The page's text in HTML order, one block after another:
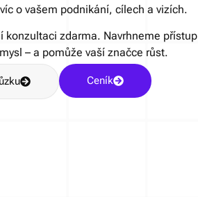
o vašem podnikání, cílech a vizích.
konzultaci zdarma. Navrhneme
– a pomůže vaší značce růst.
Ceník